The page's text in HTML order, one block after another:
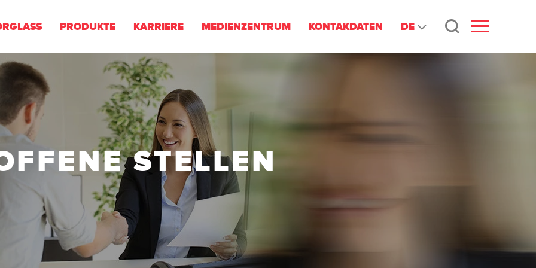
PRODUKTE KARRIERE MEDIENZENTRUM KONTAKDATEN DE
STELLEN